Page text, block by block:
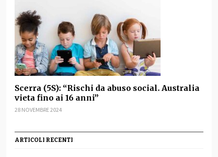
Scerra (5S): “Rischi da abuso social. Australia
vieta fino ai 16 anni”
28 NOVEMBRE 2024
ARTICOLI RECENTI